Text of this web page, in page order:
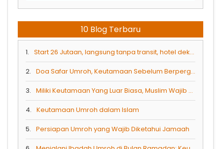
10 Blog Terbaru
1. Start 26 Jutaan, langsung tanpa transit, hotel dekat Masjid — kuota Desember terbatas!
2. Doa Safar Umroh, Keutamaan Sebelum Berpergian
3. Miliki Keutamaan Yang Luar Biasa, Muslim Wajib Berkunjung Ke Masjidil Haram
4. Keutamaan Umroh dalam Islam
5. Persiapan Umroh yang Wajib Diketahui Jamaah